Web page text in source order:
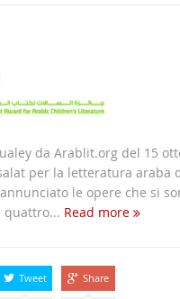
da Arablit.org del 15
per la letteratura araba
le opere che si
quattro... Read more
Tweet Share